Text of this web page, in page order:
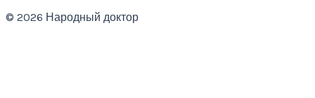
© 2026 Народный доктор